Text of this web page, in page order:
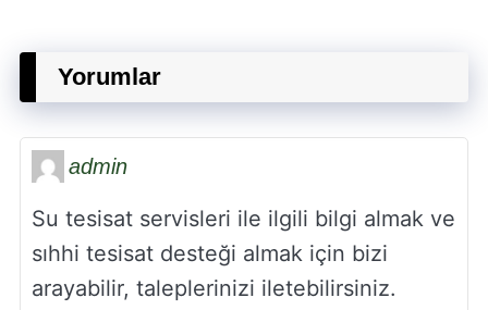
Yorumlar
admin
Su tesisat servisleri ile ilgili bilgi almak ve
sıhhi tesisat desteği almak için bizi
arayabilir, taleplerinizi iletebilirsiniz.